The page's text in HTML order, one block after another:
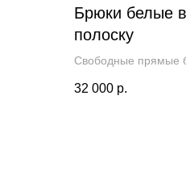
Брюки белые
полоску
Свободные прямые
32 000 р.